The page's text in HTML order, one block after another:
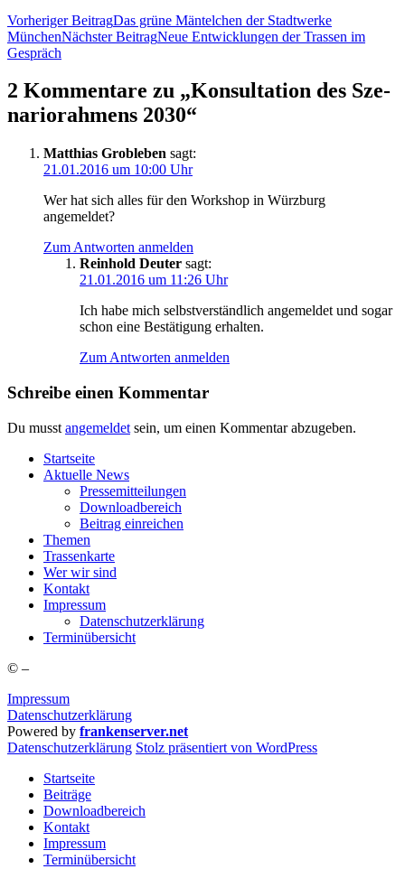
Vorheriger BeitragDas grü­ne Män­tel­chen der Stadt­wer­ke
MünchenNächster BeitragNeue Ent­wick­lun­gen der Tras­sen im
Gespräch
2 Kommentare zu „Kon­sul­ta­ti­on des Sze­
na­rio­rah­mens 2030“
Matthias Grobleben sagt:
21.01.2016 um 10:00 Uhr
Wer hat sich alles für den Work­shop in Würz­burg
angemeldet?
Zum Antworten anmelden
Reinhold Deuter sagt:
21.01.2016 um 11:26 Uhr
Ich habe mich selbst­ver­ständ­lich ange­mel­det und sogar
schon eine Bestä­ti­gung erhalten.
Zum Antworten anmelden
Schreibe einen Kommentar
Du musst angemeldet sein, um einen Kommentar abzugeben.
Start­sei­te
Aktu­el­le News
Pres­se­mit­tei­lun­gen
Down­load­be­reich
Bei­trag einreichen
The­men
Tras­sen­kar­te
Wer wir sind
Kon­takt
Impres­sum
Daten­schutz­er­klä­rung
Ter­min­über­sicht
© –
Impressum
Datenschutzerklärung
Powered by frankenserver.net
Daten­schutz­er­klä­rung Stolz präsentiert von WordPress
Startseite
Beiträge
Downloadbereich
Kontakt
Impressum
Terminübersicht